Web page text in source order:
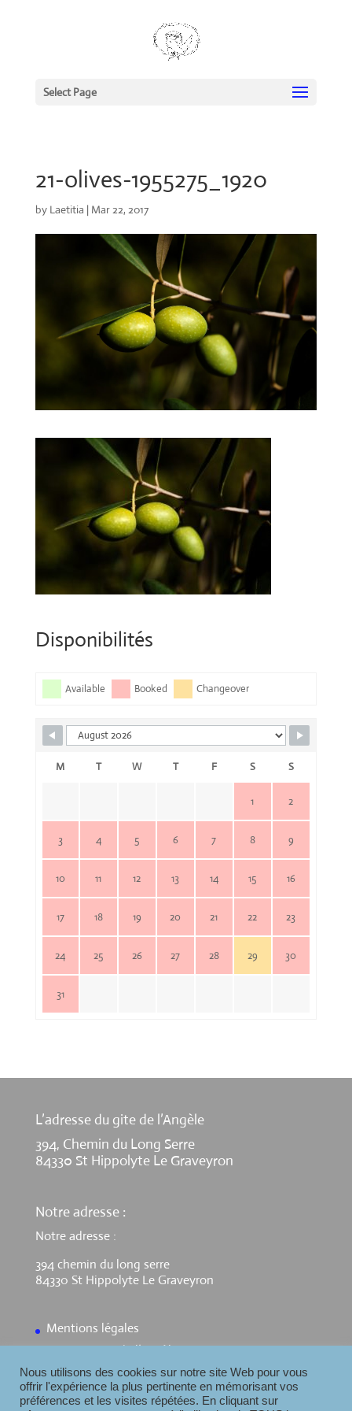
Select Page
21-olives-1955275_1920
by Laetitia | Mar 22, 2017
Disponibilités
Available Booked Changeover
M T W T F S S
1 2
3 4 5 6 7 8 9
10 11 12 13 14 15 16
17 18 19 20 21 22 23
24 25 26 27 28 29 30
31
L’adresse du gite de l’Angèle
394, Chemin du Long Serre
84330 St Hippolyte Le Graveyron
Notre adresse :
Notre adresse :
394 chemin du long serre
84330 St Hippolyte Le Graveyron
Mentions légales
Contact Gite de l’Angèle
Nous utilisons des cookies sur notre site Web pour vous
offrir l'expérience la plus pertinente en mémorisant vos
préférences et les visites répétées. En cliquant sur